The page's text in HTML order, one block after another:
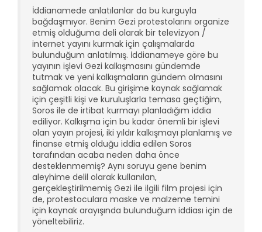
İddianamede anlatılanlar da bu kurguyla
bağdaşmıyor. Benim Gezi protestolarını organize
etmiş olduğuma deli olarak bir televizyon /
internet yayını kurmak için çalışmalarda
bulunduğum anlatılmış. İddianameye göre bu
yayının işlevi Gezi kalkışmasını gündemde
tutmak ve yeni kalkışmaların gündem olmasını
sağlamak olacak. Bu girişime kaynak sağlamak
için çeşitli kişi ve kuruluşlarla temasa geçtiğim,
Soros ile de irtibat kurmayı planladığım iddia
ediliyor. Kalkışma için bu kadar önemli bir işlevi
olan yayın projesi, iki yıldır kalkışmayı planlamış ve
finanse etmiş olduğu iddia edilen Soros
tarafından acaba neden daha önce
desteklenmemiş? Aynı soruyu gene benim
aleyhime delil olarak kullanılan,
gerçekleştirilmemiş Gezi ile ilgili film projesi için
de, protestoculara maske ve malzeme temini
için kaynak arayışında bulunduğum iddiası için de
yöneltebiliriz.